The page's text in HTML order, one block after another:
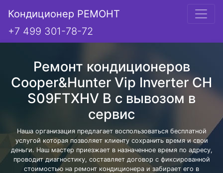
Кондиционер РЕМОНТ
+7 499 301-78-72
Ремонт кондиционеров
Cooper&Hunter Vip Inverter CH
S09FTXHV B с вывозом в
сервис
Наша организация предлагает воспользоваться бесплатной
услугой которая позволяет клиенту сохранить время и свои
деньги. Наш мастер приезжает в назначенное время по адресу,
проводит диагностику, составляет договор с фиксированной
стоимостью на ремонт кондиционера и забирает его в